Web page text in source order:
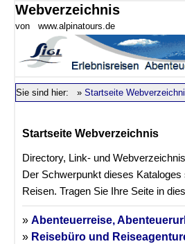
Webverzeichnis
von www.alpinatours.de
Sie sind hier: »Startseite
Startseite Webverzeichnis
Directory, Link- und
Der Schwerpunkt dieses
Reisen. Tragen Sie Ihre Seite in
»Abenteuerreise,
» Reisebüro und